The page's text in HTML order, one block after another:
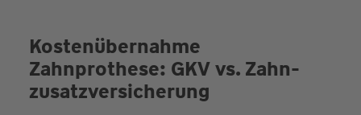
Kostenübernahme
Zahnprothese: GKV vs. Zahn­
zusatz­versicherung